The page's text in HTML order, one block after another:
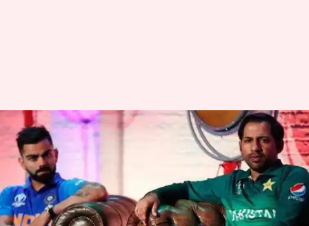
विश्व कप में चार बार हो चुका है मैचों
का बहिष्कार, क्या पाकिस्तान से
खेलेगा भारत?
लेखन मोहम्मद वाहिद May 27, 2019 11:13 am